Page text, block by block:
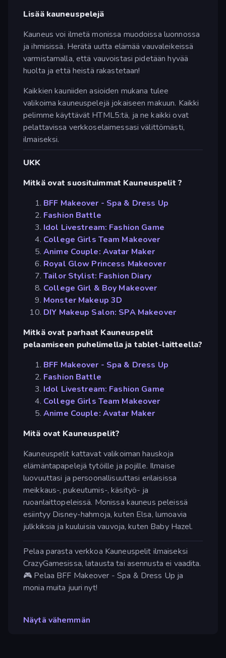
Lisää kauneuspelejä
Kauneus voi ilmetä monissa muodoissa luonnossa
ja ihmisissä. Herätä uutta elämää vauvaleikeissä
varmistamalla, että vauvoistasi pidetään hyvää
huolta ja että heistä rakastetaan!
Kaikkien kauniiden asioiden mukana tulee
valikoima kauneuspelejä jokaiseen makuun. Kaikki
pelimme käyttävät HTML5:tä, ja ne kaikki ovat
pelattavissa verkkoselaimessasi välittömästi,
ilmaiseksi.
UKK
Mitkä ovat suosituimmat Kauneuspelit ?
BFF Makeover - Spa & Dress Up
Fashion Battle
Idol Livestream: Fashion Game
College Girls Team Makeover
Anime Couple: Avatar Maker
Royal Glow Princess Makeover
Tailor Stylist: Fashion Diary
College Girl & Boy Makeover
Monster Makeup 3D
DIY Makeup Salon: SPA Makeover
Mitkä ovat parhaat Kauneuspelit
pelaamiseen puhelimella ja tablet-laitteella?
BFF Makeover - Spa & Dress Up
Fashion Battle
Idol Livestream: Fashion Game
College Girls Team Makeover
Anime Couple: Avatar Maker
Mitä ovat Kauneuspelit?
Kauneuspelit kattavat valikoiman hauskoja
elämäntapapelejä tytöille ja pojille. Ilmaise
luovuuttasi ja persoonallisuuttasi erilaisissa
meikkaus-, pukeutumis-, käsityö- ja
ruoanlaittopeleissä. Monissa kauneus peleissä
esiintyy Disney-hahmoja, kuten Elsa, lumoavia
julkkiksia ja kuuluisia vauvoja, kuten Baby Hazel.
Pelaa parasta verkkoa Kauneuspelit ilmaiseksi
CrazyGamesissa, latausta tai asennusta ei vaadita.
🎮 Pelaa BFF Makeover - Spa & Dress Up ja
monia muita juuri nyt!
Näytä vähemmän